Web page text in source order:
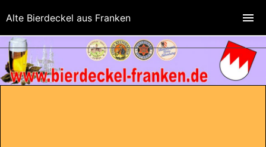
Alte Bierdeckel aus Franken